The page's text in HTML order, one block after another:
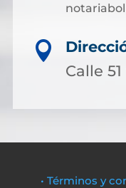

Calle
• Términos y